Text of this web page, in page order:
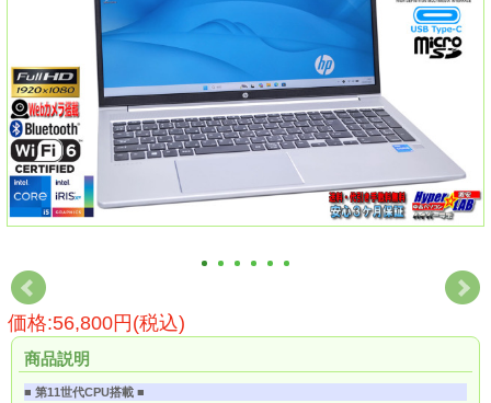
価格:56,800円(税込)
商品説明
■ 第11世代CPU搭載 ■